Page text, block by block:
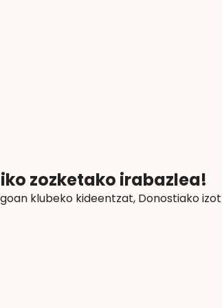
zozketako irabazlea!
klubeko kideentzat, Donostiako